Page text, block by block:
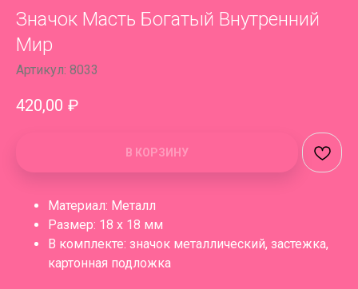
Значок Масть Богатый Внутренний
Мир
Артикул: 8033
420,00 ₽
В КОРЗИНУ
Материал: Металл
Размер: 18 x 18 мм
В комплекте: значок металлический, застежка,
картонная подложка